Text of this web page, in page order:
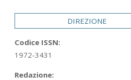
DIREZIONE
Codice ISSN:
1972-3431
Redazione: